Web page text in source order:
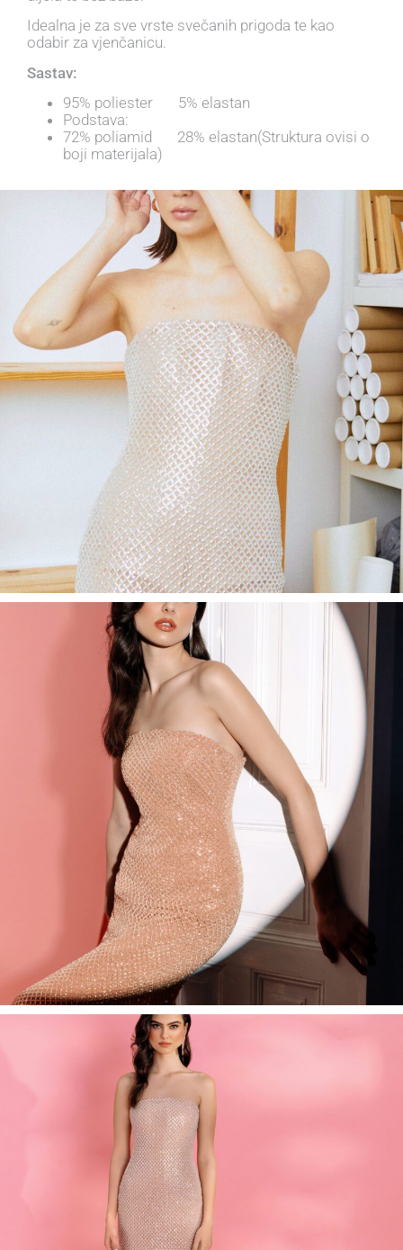
Idealna je za sve vrste svečanih prigoda te kao
odabir za vjenčanicu.
Sastav:
95% poliester 5% elastan
Podstava:
72% poliamid 28% elastan(Struktura ovisi o
boji materijala)